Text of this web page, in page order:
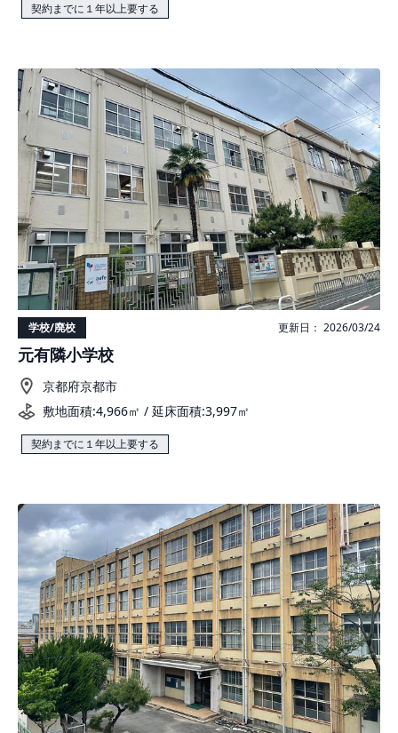
契約までに１年以上要する
学校/廃校 更新日： 2026/03/24
元有隣小学校
京都府京都市
敷地面積:4,966㎡ / 延床面積:3,997㎡
契約までに１年以上要する